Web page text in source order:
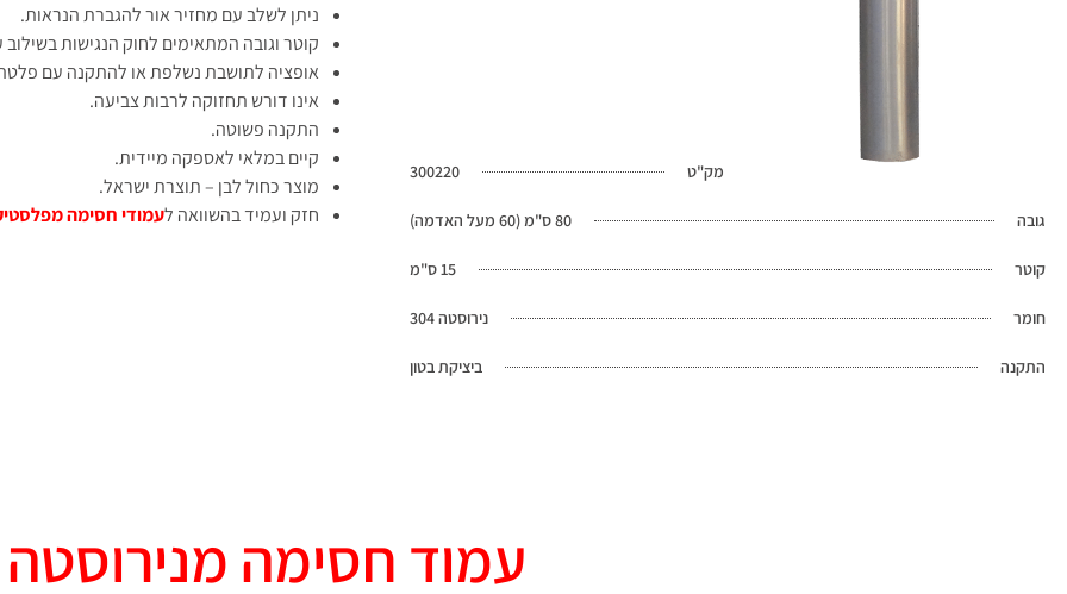
מק"ט 300220
גובה 80 ס"מ (60 מעל האדמה)
קוטר 15 ס"מ
חומר נירוסטה 304
התקנה ביציקת בטון
ניתן לשלב עם מחזיר אור להגברת הנראות.
קוטר וגובה המתאימים לחוק הנגישות
אופציה לתושבת נשלפת או להתקנה עם
אינו דורש תחזוקה לרבות צביעה.
התקנה פשוטה.
קיים במלאי לאספקה מיידית.
מוצר כחול לבן – תוצרת ישראל.
חזק ועמיד בהשוואה לעמודי חסימה
עמוד חסימה מנירוסטה